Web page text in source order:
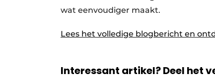
wat eenvoudiger maakt.
Lees het volledige blogbericht en
Interessant artikel? Deel het